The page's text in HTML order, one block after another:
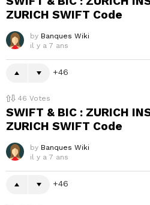
ZURICH SWIFT Code
by Banques Wiki
il y a 7 ans
46
46 Votes
SWIFT & BIC : ZURICH
ZURICH SWIFT Code
by Banques Wiki
il y a 7 ans
46